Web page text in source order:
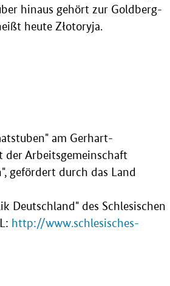
hinaus gehört zur Goldberg-
heute Złotoryja.
am Gerhart-
der Arbeitsgemeinschaft
gefördert durch das Land
Deutschland" des Schlesischen
http://www.schlesisches-